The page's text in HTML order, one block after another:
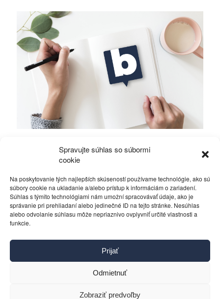
Spravujte súhlas so súbormi
cookie
Na poskytovanie tých najlepších skúseností používame technológie, ako sú
súbory cookie na ukladanie a/alebo prístup k informáciám o zariadení.
Súhlas s týmito technológiami nám umožní spracovávať údaje, ako je
správanie pri prehliadaní alebo jedinečné ID na tejto stránke. Nesúhlas
alebo odvolanie súhlasu môže nepriaznivo ovplyvniť určité vlastnosti a
funkcie.
Prijať
Odmietnuť
Zobraziť predvoľby
Rôzne 16. septembra 2012
Kontakt
Pravidlá používania
Ochrana osobných údajov